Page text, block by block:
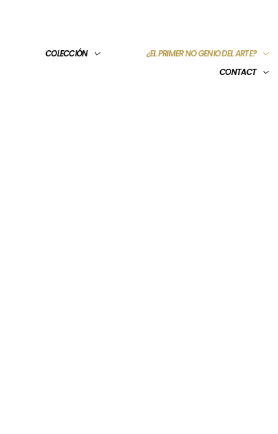
COLECCIÓN
¿EL PRIMER NO GENIO DEL ARTE?
CONTACT